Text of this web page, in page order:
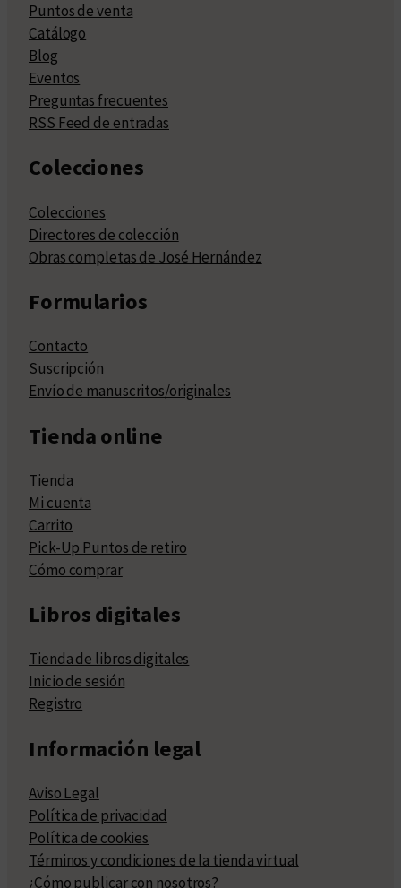
Puntos de venta
Catálogo
Blog
Eventos
Preguntas frecuentes
RSS Feed de entradas
Colecciones
Colecciones
Directores de colección
Obras completas de José Hernández
Formularios
Contacto
Suscripción
Envío de manuscritos/originales
Tienda online
Tienda
Mi cuenta
Carrito
Pick-Up Puntos de retiro
Cómo comprar
Libros digitales
Tienda de libros digitales
Inicio de sesión
Registro
Información legal
Aviso Legal
Política de privacidad
Política de cookies
Términos y condiciones de la tienda virtual
¿Cómo publicar con nosotros?